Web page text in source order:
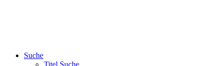
Suche
Titel Suche